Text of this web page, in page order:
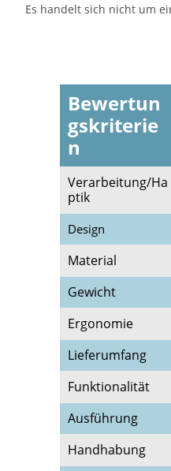
Es handelt sich nicht um
Bewertun
gskriterie
n
Verarbeitung/Ha
ptik
Design
Material
Gewicht
Ergonomie
Lieferumfang
Funktionalität
Ausführung
Handhabung